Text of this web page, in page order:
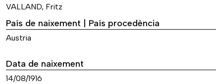
VALLAND, Fritz
País de naixement | País procedència
Austria
Data de naixement
14/08/1916